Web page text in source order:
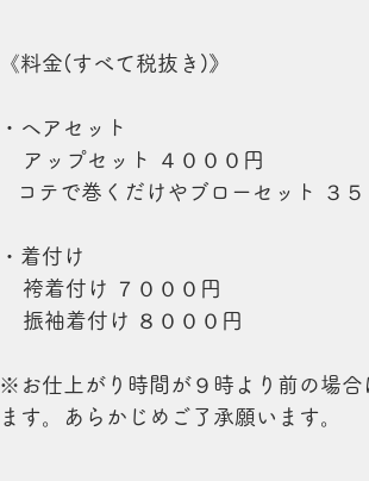
《料金(すべて税抜き)》
・ヘアセット
アップセット ４０００円
コテで巻くだけやブローセット ３５
・着付け
袴着付け ７０００円
振袖着付け ８０００円
※お仕上がり時間が９時より前の場合
ます。あらかじめご了承願います。